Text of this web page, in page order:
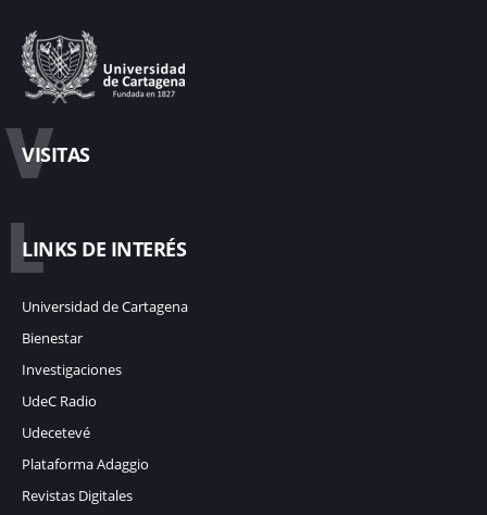
V
VISITAS
L
LINKS DE INTERÉS
Universidad de Cartagena
Bienestar
Investigaciones
UdeC Radio
Udecetevé
Plataforma Adaggio
Revistas Digitales